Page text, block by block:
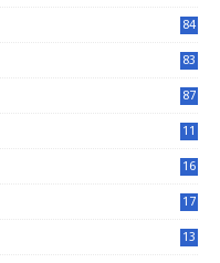
84
83
87
11
16
17
13